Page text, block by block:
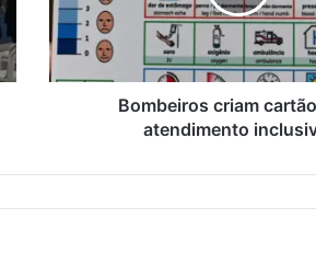
r
o
s
a
Bombeiros criam
atendimento